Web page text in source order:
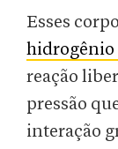
Esses
hidrogênio
reação
pressão
interação